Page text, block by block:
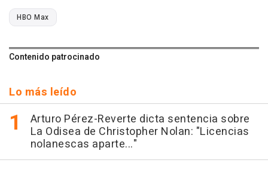
HBO Max
Contenido patrocinado
Lo más leído
Arturo Pérez-Reverte dicta sentencia sobre
La Odisea de Christopher Nolan: "Licencias
nolanescas aparte..."